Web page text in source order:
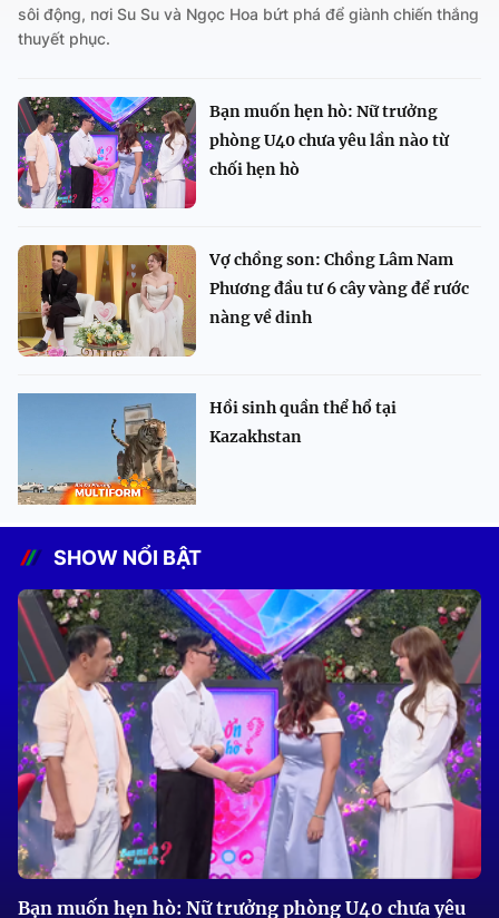
sôi động, nơi Su Su và Ngọc Hoa bứt phá để giành chiến thắng
thuyết phục.
Bạn muốn hẹn hò: Nữ trưởng
phòng U40 chưa yêu lần nào từ
chối hẹn hò
Vợ chồng son: Chồng Lâm Nam
Phương đầu tư 6 cây vàng để rước
nàng về dinh
Hồi sinh quần thể hổ tại
Kazakhstan
SHOW NỔI BẬT
Bạn muốn hẹn hò: Nữ trưởng phòng U40 chưa yêu